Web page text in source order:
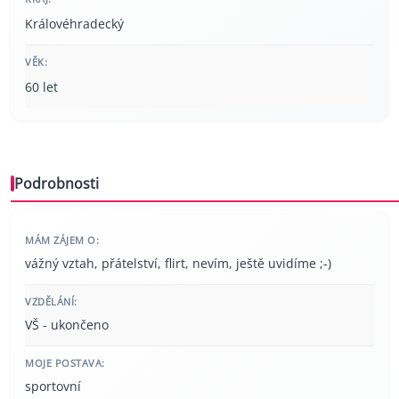
Královéhradecký
VĚK:
60 let
Podrobnosti
MÁM ZÁJEM O:
vážný vztah, přátelství, flirt, nevím, ještě uvidíme ;-)
VZDĚLÁNÍ:
VŠ - ukončeno
MOJE POSTAVA:
sportovní